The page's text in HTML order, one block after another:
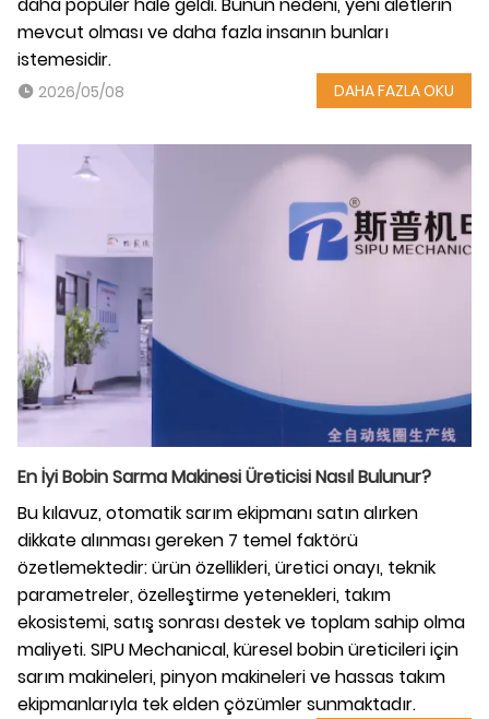
mevcut olması ve daha fazla insanın bunları
istemesidir.
2026/05/08 DAHA FAZLA OKU
En İyi Bobin Sarma Makinesi Üreticisi Nasıl Bulunur?
Bu kılavuz, otomatik sarım ekipmanı satın alırken
dikkate alınması gereken 7 temel faktörü
özetlemektedir: ürün özellikleri, üretici onayı, teknik
parametreler, özelleştirme yetenekleri, takım
ekosistemi, satış sonrası destek ve toplam sahip olma
maliyeti. SIPU Mechanical, küresel bobin üreticileri için
sarım makineleri, pinyon makineleri ve hassas takım
ekipmanlarıyla tek elden çözümler sunmaktadır.